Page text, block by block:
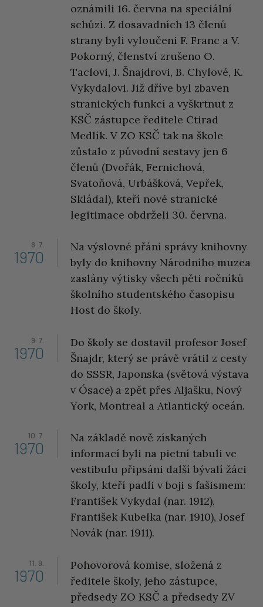
oznámili 16. června na speciální
schůzi. Z dosavadních 13 členů
strany byli vyloučeni F. Franc a V.
Pokorný, členství zrušeno O.
Taclovi, J. Šnajdrovi, B. Chylové, K.
Vykydalovi. Již dříve byl zbaven
stranických funkcí a vyškrtnut z
KSČ zástupce ředitele Ctirad
Medlík. V ZO KSČ tak na škole
zůstalo z původní sestavy jen 6
členů (Dvořák, Fernichová,
Svatoňová, Urbášková, Vepřek,
Skládal), kteří nové stranické
legitimace obdrželi 30. června.
8. 7.
1970
Na výslovné přání správy knihovny
byly do knihovny Národního muzea
zaslány výtisky všech pěti ročníků
školního studentského časopisu
Host do školy.
9. 7.
1970
Do školy se dostavil profesor Josef
Šnajdr, který se právě vrátil z cesty
do SSSR, Japonska (světová výstava
v Ósace) a zpět přes Aljašku, Nový
York, Montreal a Atlantický oceán.
10. 7.
1970
Na základě nově získaných
informací byli na pietní tabuli ve
vestibulu připsáni další bývalí žáci
školy, kteří padli v boji s fašismem:
František Vykydal (nar. 1912),
František Kubelka (nar. 1910), Josef
Novák (nar. 1911).
11. 9.
1970
Pohovorová komise, složená z
ředitele školy, jeho zástupce,
předsedy ZO KSČ a předsedy ZV